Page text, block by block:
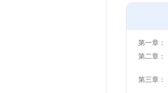
第一章：
第二章：
第三章：